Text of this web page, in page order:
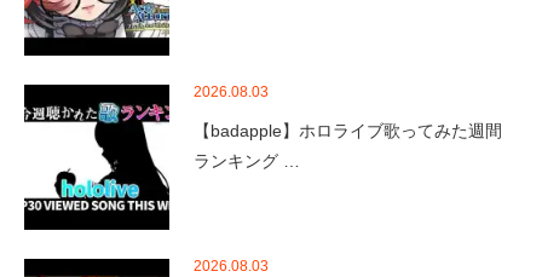
2026.08.03
【badapple】ホロライブ歌ってみた週間
ランキング …
2026.08.03